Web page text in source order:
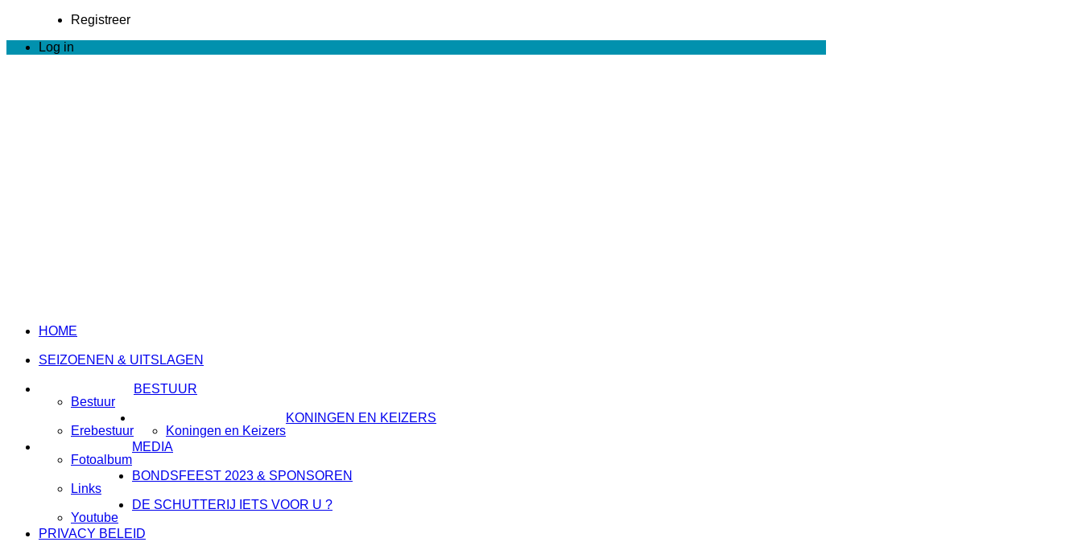
Registreer
Log in
HOME
SEIZOENEN & UITSLAGEN
BESTUUR
Bestuur
Erebestuur
KONINGEN EN KEIZERS
Koningen en Keizers
MEDIA
Fotoalbum
Links
Youtube
BONDSFEEST 2023 & SPONSOREN
DE SCHUTTERIJ IETS VOOR U ?
PRIVACY BELEID